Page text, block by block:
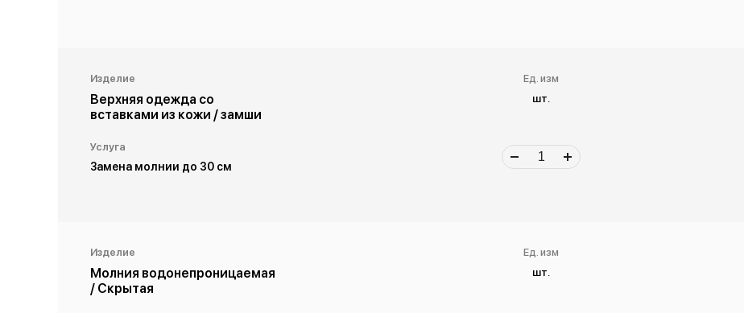
Изделие
Верхняя одежда со
вставками из кожи / замши
Услуга
Замена молнии до 30 см
Ед. изм
шт.
Изделие
Молния водонепроницаемая
/ Скрытая
Ед. изм
шт.